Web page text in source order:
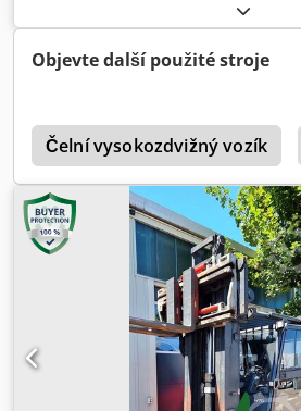
nafta
typ pohonu:Diesel, Dieselové
stožáru: standardní Stav: Připraveno
funkční Technický stav: dobrý
posuv, 3. ventil, 4. ventil, topení, filtr
klimatizace,
Objevte další použité stroje
Čelní vysokozdvižný vozík